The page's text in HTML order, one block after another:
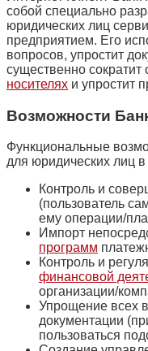
собой специально
юридических лиц
предприятием. Его
вопросов, упростит
существенно
носителях и упростит
Возможности
Функциональные
для юридических лиц
Контроль и
(пользователь
ему операции/
Импорт
программ
Контроль и
финансовой
организации/
Упрощение всех
документации
пользоваться